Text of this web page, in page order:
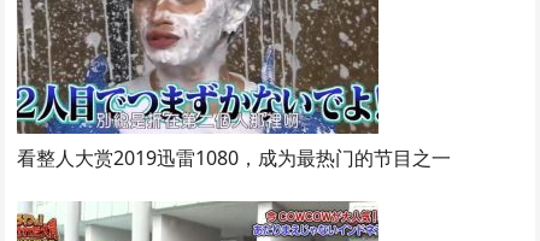
看整人大赏2019迅雷1080，成为最热门的节目之一